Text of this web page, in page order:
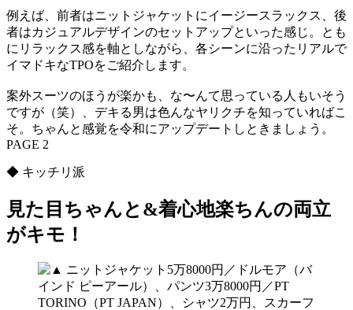
例えば、前者はニットジャケットにイージースラックス、後
者はカジュアルデザインのセットアップといった感じ。とも
にリラックス感を軸としながら、各シーンに沿ったリアルで
イマドキなTPOをご紹介します。
案外スーツのほうが楽かも、な〜んて思っている人もいそう
ですが（笑）、デキる男は色んなヤリクチを知っていればこ
そ。ちゃんと感覚を令和にアップデートしときましょう。
PAGE 2
◆ キッチリ派
見た目ちゃんと&着心地楽ちんの両立
がキモ！